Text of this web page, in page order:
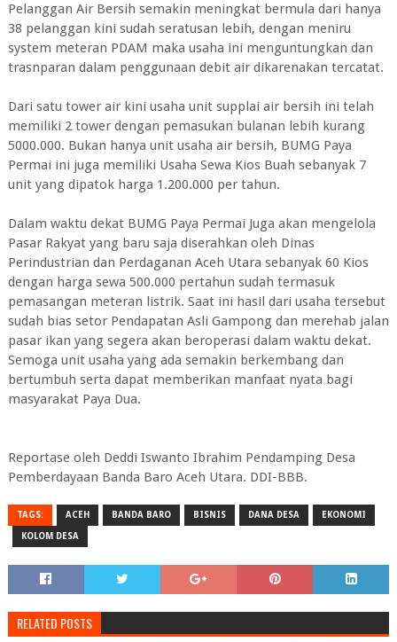
Pelanggan Air Bersih semakin meningkat bermula dari hanya
38 pelanggan kini sudah seratusan lebih, dengan meniru
system meteran PDAM maka usaha ini menguntungkan dan
trasnparan dalam penggunaan debit air dikarenakan tercatat.
Dari satu tower air kini usaha unit supplai air bersih ini telah
memiliki 2 tower dengan pemasukan bulanan lebih kurang
5000.000. Bukan hanya unit usaha air bersih, BUMG Paya
Permai ini juga memiliki Usaha Sewa Kios Buah sebanyak 7
unit yang dipatok harga 1.200.000 per tahun.
Dalam waktu dekat BUMG Paya Permai Juga akan mengelola
Pasar Rakyat yang baru saja diserahkan oleh Dinas
Perindustrian dan Perdaganan Aceh Utara sebanyak 60 Kios
dengan harga sewa 500.000 pertahun sudah termasuk
pemasangan meteran listrik. Saat ini hasil dari usaha tersebut
sudah bias setor Pendapatan Asli Gampong dan merehab jalan
pasar ikan yang segera akan beroperasi dalam waktu dekat.
Semoga unit usaha yang ada semakin berkembang dan
bertumbuh serta dapat memberikan manfaat nyata bagi
masyarakat Paya Dua.
Reportase oleh Deddi Iswanto Ibrahim Pendamping Desa
Pemberdayaan Banda Baro Aceh Utara. DDI-BBB.
TAGS: ACEH BANDA BARO BISNIS DANA DESA EKONOMI
KOLOM DESA
RELATED POSTS